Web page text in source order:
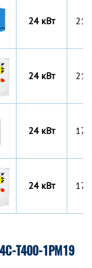
24 кВт
24 кВт
24 кВт
24 кВт
Т400-1РМ19